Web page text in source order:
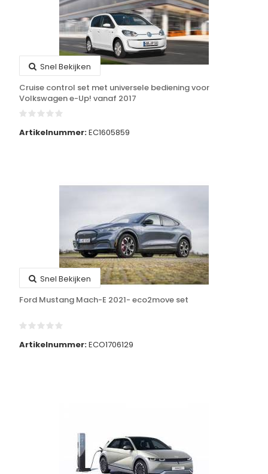
Snel Bekijken
Cruise control set met universele bediening voor
Volkswagen e-Up! vanaf 2017
Artikelnummer:EC1605859
Snel Bekijken
Ford Mustang Mach-E 2021- eco2move set
Artikelnummer:ECO1706129